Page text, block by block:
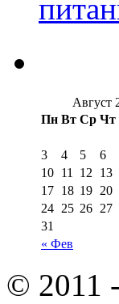
Август
Пн Вт Ср Чт
« Фев
3
4 5 6
10 11 12 13
17 18 19 20
24 25 26 27
31
© 2011